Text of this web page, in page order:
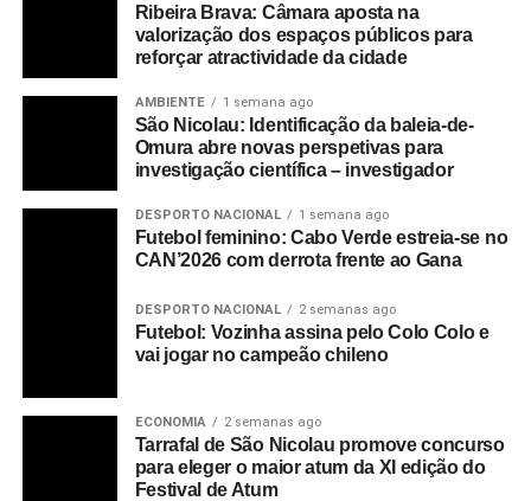
Ribeira Brava: Câmara aposta na
valorização dos espaços públicos para
reforçar atractividade da cidade
AMBIENTE 1 semana ago
São Nicolau: Identificação da baleia-de-
Omura abre novas perspetivas para
investigação científica – investigador
DESPORTO NACIONAL 1 semana ago
Futebol feminino: Cabo Verde estreia-se no
CAN’2026 com derrota frente ao Gana
DESPORTO NACIONAL 2 semanas ago
Futebol: Vozinha assina pelo Colo Colo e
vai jogar no campeão chileno
ECONOMIA 2 semanas ago
Tarrafal de São Nicolau promove concurso
para eleger o maior atum da XI edição do
Festival de Atum